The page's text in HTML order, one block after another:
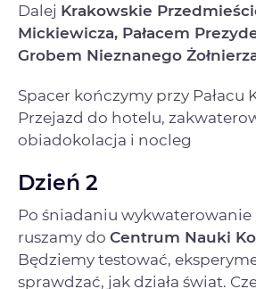
Dalej Krakowskie
Mickiewicza, Pałacem
Grobem Nieznanego
Spacer kończymy przy Pałacu
Przejazd do hotelu,
obiadokolacja i nocleg
Dzień 2
Po śniadaniu wykwaterowanie
ruszamy do Centrum Nauki
Będziemy testować,
sprawdzać, jak działa świat.